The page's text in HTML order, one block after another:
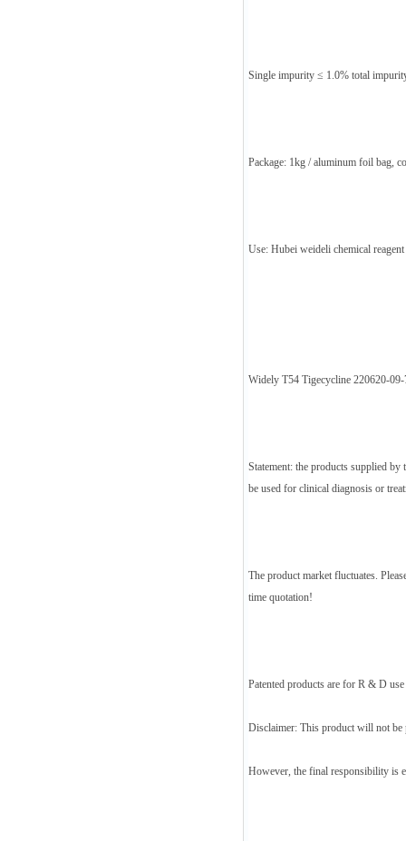
Single impurity ≤ 1.0% total
Package: 1kg / aluminum foil bag,
Use: Hubei weideli chemical
Widely T54 Tigecycline 220620-09-
Statement: the products supplied
be used for clinical diagnosis or
The product market fluctuates.
time quotation!
Patented products are for R & D
Disclaimer: This product will not be
However, the final responsibility is